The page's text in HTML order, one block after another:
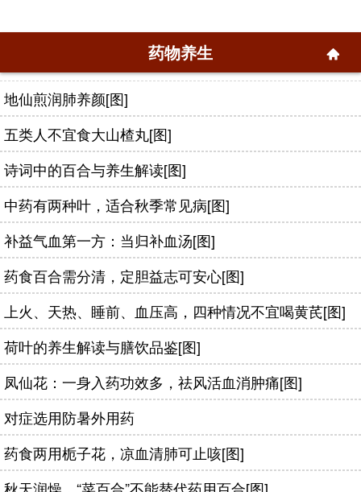
药物养生
地仙煎润肺养颜[图]
五类人不宜食大山楂丸[图]
诗词中的百合与养生解读[图]
中药有两种叶，适合秋季常见病[图]
补益气血第一方：当归补血汤[图]
药食百合需分清，定胆益志可安心[图]
上火、天热、睡前、血压高，四种情况不宜喝黄芪[图]
荷叶的养生解读与膳饮品鉴[图]
凤仙花：一身入药功效多，祛风活血消肿痛[图]
对症选用防暑外用药
药食两用栀子花，凉血清肺可止咳[图]